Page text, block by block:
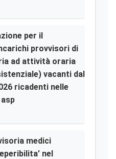
per il
provvisori di
ad attività oraria
vacanti dal
ricadenti nelle
medici
nel